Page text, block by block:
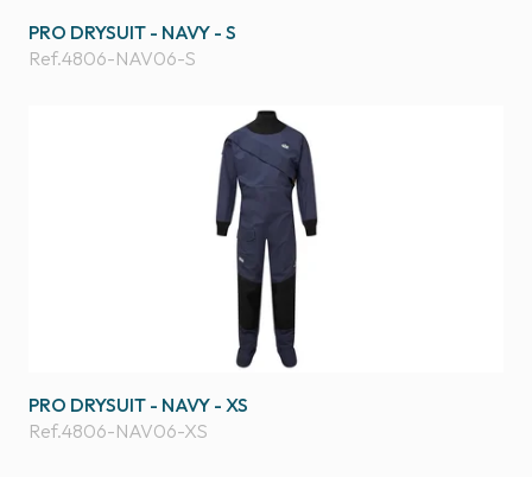
PRO DRYSUIT - NAVY - S
Ref.4806-NAV06-S
PRO DRYSUIT - NAVY - XS
Ref.4806-NAV06-XS